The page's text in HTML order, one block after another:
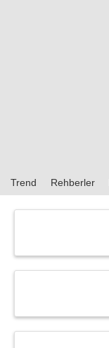
Trend Rehberler